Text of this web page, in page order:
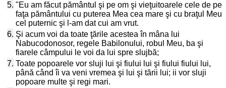
5. "Eu am făcut pământul şi pe om şi vieţuitoarele cele de pe
faţa pământului cu puterea Mea cea mare şi cu braţul Meu
cel puternic şi l-am dat cui am vrut.
6. Şi acum voi da toate ţările acestea în mâna lui
Nabucodonosor, regele Babilonului, robul Meu, ba şi
fiarele câmpului le voi da lui spre slujbă;
7. Toate popoarele vor sluji lui şi fiului lui şi fiului fiului lui,
până când îi va veni vremea şi lui şi tării lui; ii vor sluji
popoare multe şi regi mari.